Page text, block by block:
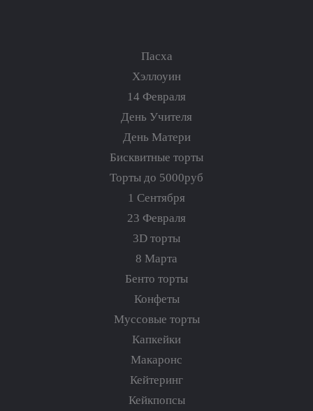
Пасха
Хэллоуин
14 Февраля
День Учителя
День Матери
Бисквитные торты
Торты до 5000руб
1 Сентября
23 Февраля
3D торты
8 Марта
Бенто торты
Конфеты
Муссовые торты
Капкейки
Макаронс
Кейтеринг
Кейкпопсы